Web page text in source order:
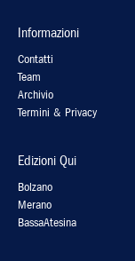
Informazioni
Contatti
Team
Archivio
Termini & Privacy
Edizioni Qui
Bolzano
Merano
BassaAtesina